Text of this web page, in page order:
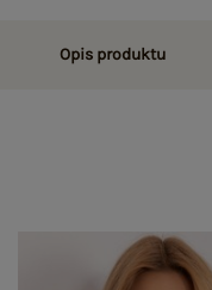
Opis produktu